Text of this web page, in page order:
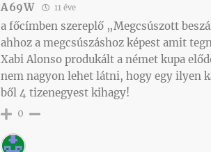
A69W 11 éve
a főcímben szereplő „Megcsúszott
ahhoz a megcsúszáshoz képest amit
Xabi Alonso produkált a német kupa
nem nagyon lehet látni, hogy egy ilyen
ből 4 tizenegyest kihagy!
0